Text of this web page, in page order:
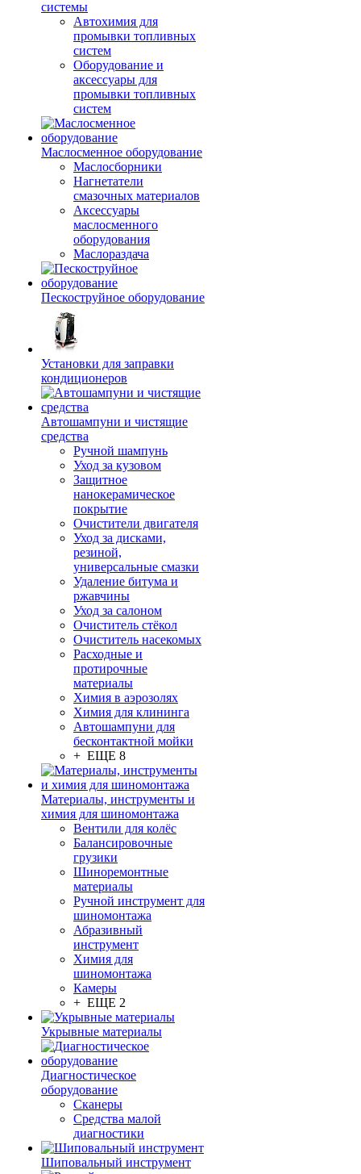
системы
Автохимия для
промывки топливных
систем
Оборудование и
аксессуары для
промывки топливных
систем
Маслосменное оборудование
Маслосборники
Нагнетатели
смазочных материалов
Аксессуары
маслосменного
оборудования
Маслораздача
Пескоструйное оборудование
Установки для заправки
кондиционеров
Автошампуни и чистящие
средства
Ручной шампунь
Уход за кузовом
Защитное
нанокерамическое
покрытие
Очистители двигателя
Уход за дисками,
резиной,
универсальные смазки
Удаление битума и
ржавчины
Уход за салоном
Очиститель стёкол
Очиститель насекомых
Расходные и
протирочные
материалы
Химия в аэрозолях
Химия для клининга
Автошампуни для
бесконтактной мойки
+ ЕЩЕ 8
Материалы, инструменты и
химия для шиномонтажа
Вентили для колёс
Балансировочные
грузики
Шиноремонтные
материалы
Ручной инструмент для
шиномонтажа
Абразивный
инструмент
Химия для
шиномонтажа
Камеры
+ ЕЩЕ 2
Укрывные материалы
Диагностическое
оборудование
Сканеры
Средства малой
диагностики
Шиповальный инструмент